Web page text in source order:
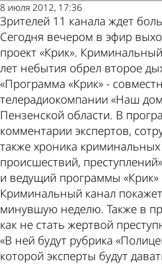
8 июля 2012, 17:36
Зрителей 11 канала ждет
Сегодня вечером в эфир
проект «Крик».
лет небытия обрел второе
«Программа «Крик» -
телерадиокомпании «Наш
Пензенской области. В
комментарии экспертов,
также хроника
происшествий,
и ведущий программы
Криминальный канал
минувшую неделю. Также в
как не стать жертвой
«В ней будут рубрика
которой эксперты будут